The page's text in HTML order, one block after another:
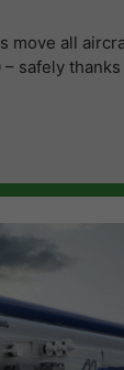
move all
safely